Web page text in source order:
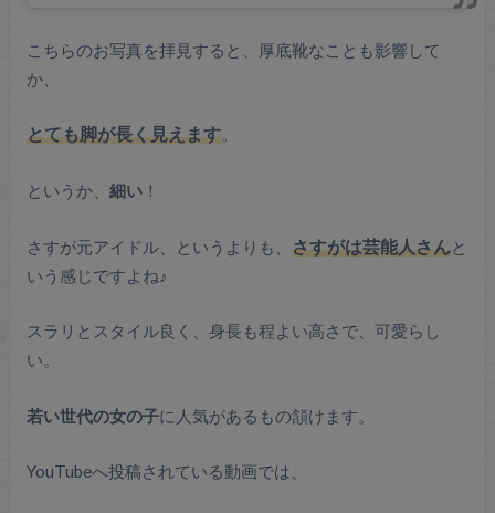
こちらのお写真を拝見すると、厚底靴なことも影響して
か、
とても脚が長く見えます。
というか、 細い！
さすが元アイドル、というよりも、 さすがは芸能人さんと
いう感じですよね♪
スラリとスタイル良く、身長も程よい高さで、可愛らし
い。
若い世代の女の子に人気があるもの頷けます。
YouTubeへ投稿されている動画では、